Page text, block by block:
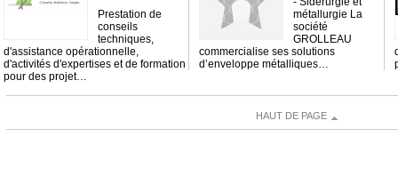
Prestation de
conseils
techniques,
d'assistance opérationnelle,
d'activités d'expertises et de formation
pour des projet…
métallurgie La
société
GROLLEAU
commercialise ses solutions
d’enveloppe métalliques…
HAUT DE PAGE